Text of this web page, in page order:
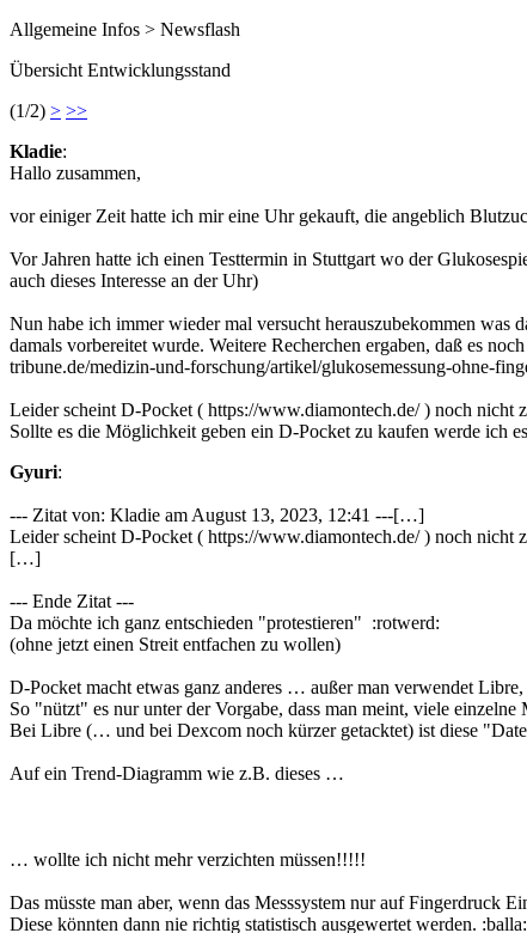
Allgemeine Infos > Newsflash
Übersicht Entwicklungsstand
(1/2) > >>
Kladie:
Hallo zusammen,
vor einiger Zeit hatte ich mir eine Uhr gekauft, die angeblich
Vor Jahren hatte ich einen Testtermin in Stuttgart wo der
auch dieses Interesse an der Uhr)
Nun habe ich immer wieder mal versucht herauszubekommen was
damals vorbereitet wurde. Weitere Recherchen ergaben, daß es
tribune.de/medizin-und-forschung/artikel/glukosemessung-ohne-
Leider scheint D-Pocket ( https://www.diamontech.de/ ) noch nicht
Sollte es die Möglichkeit geben ein D-Pocket zu kaufen werde ich
Gyuri:
--- Zitat von: Kladie am August 13, 2023, 12:41 ---[…]
Leider scheint D-Pocket ( https://www.diamontech.de/ ) noch nicht
[…]
--- Ende Zitat ---
Da möchte ich ganz entschieden "protestieren" :rotwerd:
(ohne jetzt einen Streit entfachen zu wollen)
D-Pocket macht etwas ganz anderes … außer man verwendet
So "nützt" es nur unter der Vorgabe, dass man meint, viele
Bei Libre (… und bei Dexcom noch kürzer getacktet) ist diese
Auf ein Trend-Diagramm wie z.B. dieses …
… wollte ich nicht mehr verzichten müssen!!!!!
Das müsste man aber, wenn das Messsystem nur auf Fingerdruck
Diese könnten dann nie richtig statistisch ausgewertet werden. :balla: